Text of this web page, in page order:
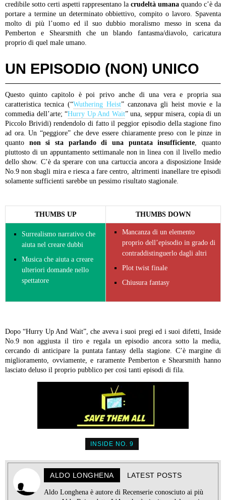
credibile sotto certi aspetti rappresentano la crudeltà umana quando c’è da
portare a termine un determinato obbiettivo, compito o lavoro. Spaventa
molto di più l’uomo ed il suo dubbio moralismo messo in scena da
Pemberton e Shearsmith che un blando fantasma/diavolo, caricatura
proprio di quel male umano.
UN EPISODIO (NON) UNICO
Questo quinto capitolo è poi privo anche di una vera e propria sua
caratteristica tecnica (“Wuthering Heist” canzonava gli heist movie e la
commedia dell’arte; “Hurry Up And Wait” una, seppur misera, copia di un
Piccolo Brividi) rendendolo di fatto il peggior episodio della stagione fino
ad ora. Un “peggiore” che deve essere chiaramente preso con le pinze in
quanto non si sta parlando di una puntata insufficiente, quanto
piuttosto di un appuntamento settimanale non in linea con il livello medio
dello show. C’è da sperare con una cartuccia ancora a disposizione Inside
No.9 non sbagli mira e riesca a fare centro, altrimenti inanellare tre episodi
solamente sufficienti sarebbe un pessimo risultato stagionale.
THUMBS UP THUMBS DOWN
Surrealismo narrativo che
aiuta nel creare dubbi
Musica che aiuta a creare
ulteriori domande nello
spettatore
Mancanza di un elemento
proprio dell’episodio in grado di
contraddistinguerlo dagli altri
Plot twist finale
Chiusura fantasy
Dopo “Hurry Up And Wait”, che aveva i suoi pregi ed i suoi difetti, Inside
No.9 non aggiusta il tiro e regala un episodio ancora sotto la media,
cercando di anticipare la puntata fantasy della stagione. C’è margine di
miglioramento, ovviamente, e raramente Pemberton e Shearsmith hanno
lasciato deluso il proprio pubblico per così tanti episodi di fila.
INSIDE NO. 9
ALDO LONGHENA LATEST POSTS
Aldo Longhena è autore di Recenserie conosciuto ai più